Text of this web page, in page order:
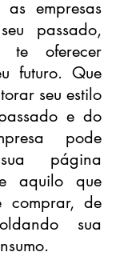
empresas
passado,
te oferecer
futuro. Que
seu estilo
e do
pode
página
aquilo que
comprar, de
sua